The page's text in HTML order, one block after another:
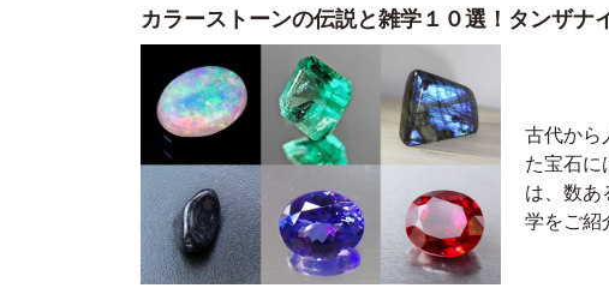
カラーストーンの伝説と雑学１０選！タンザナ
古代から
た宝石に
は、数あ
学をご紹